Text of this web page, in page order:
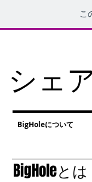
こ
シェ
BigHoleについて
BigHoleとは